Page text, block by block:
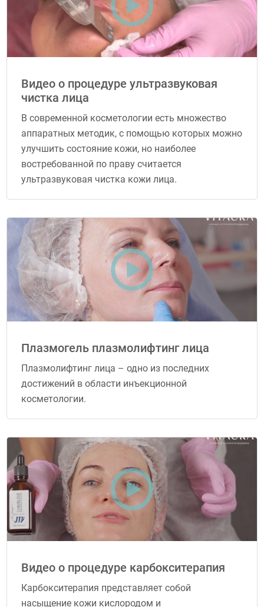
Видео о процедуре ультразвуковая
чистка лица
В современной косметологии есть множество
аппаратных методик, с помощью которых можно
улучшить состояние кожи, но наиболее
востребованной по праву считается
ультразвуковая чистка кожи лица.
Плазмогель плазмолифтинг лица
Плазмолифтинг лица – одно из последних
достижений в области инъекционной
косметологии.
Видео о процедуре карбокситерапия
Карбокситерапия представляет собой
насыщение кожи кислородом и